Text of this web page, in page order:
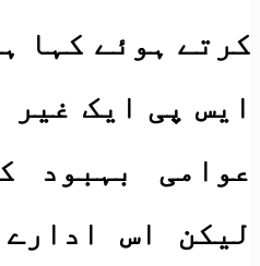
کرتے ہوئے کہا
ایس پی ایک غیر
عوامی بہبود
لیکن اس